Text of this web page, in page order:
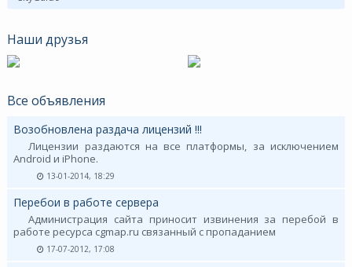
Наши друзья
Все объявления
Возобновлена раздача лицензий !!!
Лицензии раздаются на все платформы, за исключением
Android и iPhone.
13-01-2014, 18:29
Перебои в работе сервера
Администрация сайта приносит извинения за перебой в
работе ресурса cgmap.ru связанный с пропаданием
17-07-2012, 17:08